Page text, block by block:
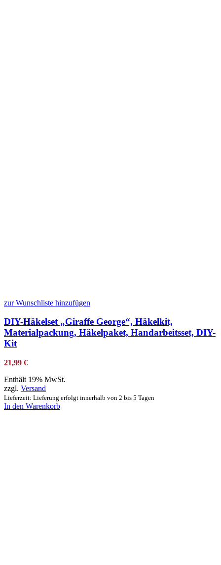
zur Wunschliste hinzufügen
DIY-Häkelset „Giraffe George“, Häkelkit,
Materialpackung, Häkelpaket, Handarbeitsset, DIY-
Kit
21,99 €
Enthält 19% MwSt.
zzgl. Versand
Lieferzeit: Lieferung erfolgt innerhalb von 2 bis 5 Tagen
In den Warenkorb